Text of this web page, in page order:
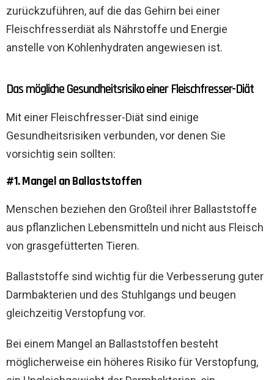
zurückzuführen, auf die das Gehirn bei einer
Fleischfresserdiät als Nährstoffe und Energie
anstelle von Kohlenhydraten angewiesen ist.
Das mögliche Gesundheitsrisiko einer Fleischfresser-Diät
Mit einer Fleischfresser-Diät sind einige
Gesundheitsrisiken verbunden, vor denen Sie
vorsichtig sein sollten:
#1. Mangel an Ballaststoffen
Menschen beziehen den Großteil ihrer Ballaststoffe
aus pflanzlichen Lebensmitteln und nicht aus Fleisch
von grasgefütterten Tieren.
Ballaststoffe sind wichtig für die Verbesserung guter
Darmbakterien und des Stuhlgangs und beugen
gleichzeitig Verstopfung vor.
Bei einem Mangel an Ballaststoffen besteht
möglicherweise ein höheres Risiko für Verstopfung,